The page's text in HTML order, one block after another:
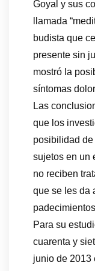
Goyal y sus
llamada
budista que
presente sin
mostró la
síntomas
Las
que los
posibilidad
sujetos en un
no reciben
que se les da
Para su
cuarenta y
junio de 2013